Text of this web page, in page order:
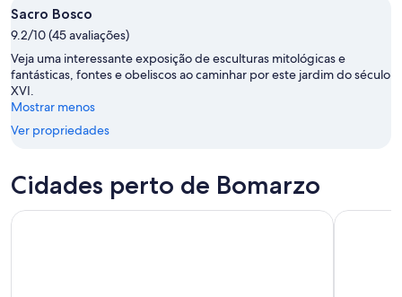
-
10
de
ago.
10
de
ago.
-
11
de
ago.
próximo
fim
de
semana,
14
de
ago.
de
ago.
Sacro Bosco
9.2/10 (45 avaliações)
Veja uma interessante exposição de esculturas mitológicas e
fantásticas, fontes e obeliscos ao caminhar por este jardim do século
XVI.
Mostrar menos
Ver propriedades
Cidades perto de Bomarzo